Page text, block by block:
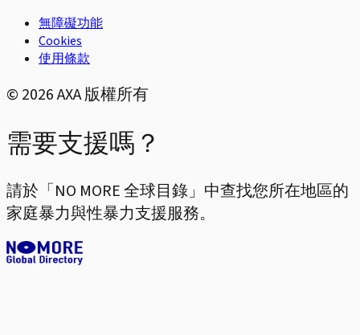
無障礙功能
Cookies
使用條款
© 2026AXA 版權所有
需要支援嗎？
請於「NO MORE 全球目錄」中查找您所在地區的
家庭暴力與性暴力支援服務。